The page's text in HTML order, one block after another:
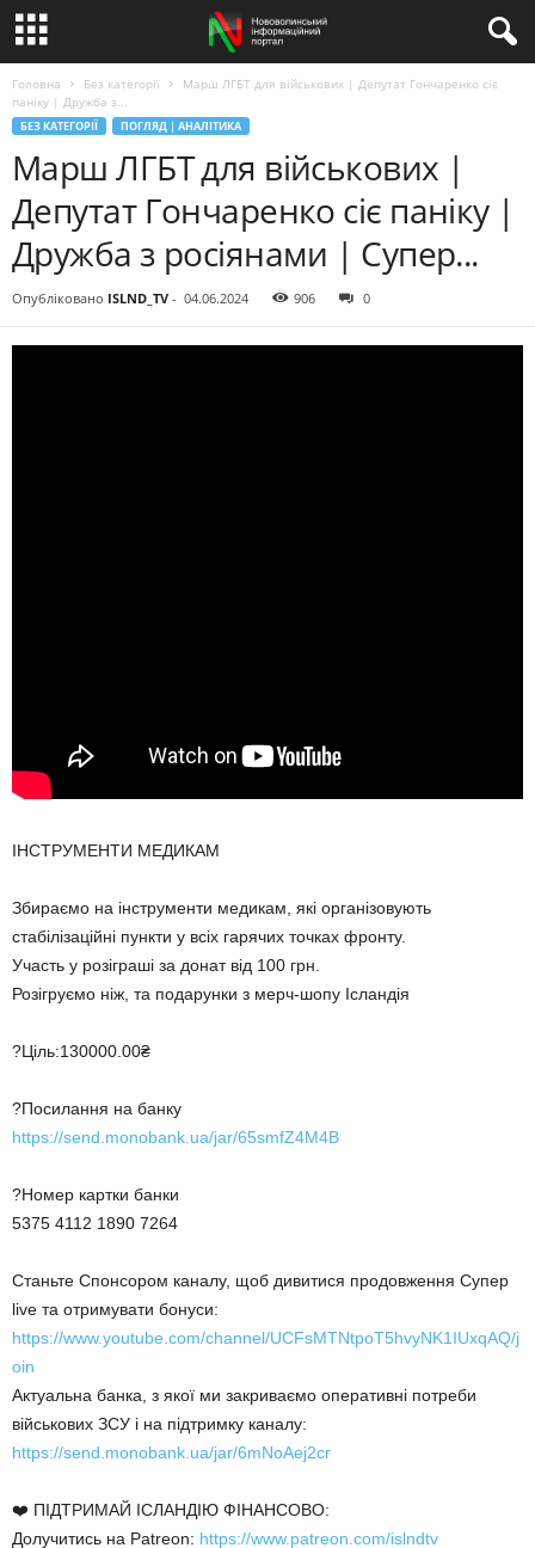
Головна Без категорії
Марш ЛГБТ для військових | Депутат Гончаренко сіє
паніку | Дружба з...
БЕЗ КАТЕГОРІЇ ПОГЛЯД | АНАЛІТИКА
Марш ЛГБТ для військових |
Депутат Гончаренко сіє паніку |
Дружба з росіянами | Супер...
Опубліковано ISLND_TV - 04.06.2024 906 0
ІНСТРУМЕНТИ МЕДИКАМ
Збираємо на інструменти медикам, які організовують
стабілізаційні пункти у всіх гарячих точках фронту.
Участь у розіграші за донат від 100 грн.
Розігруємо ніж, та подарунки з мерч-шопу Ісландія
?Ціль:130000.00₴
?Посилання на банку
https://send.monobank.ua/jar/65smfZ4M4B
?Номер картки банки
5375 4112 1890 7264
Станьте Спонсором каналу, щоб дивитися продовження Супер
live та отримувати бонуси:
https://www.youtube.com/channel/UCFsMTNtpoT5hvyNK1IUxqAQ/j
oin
Актуальна банка, з якої ми закриваємо оперативні потреби
військових ЗСУ і на підтримку каналу:
https://send.monobank.ua/jar/6mNoAej2cr
❤️ ПІДТРИМАЙ ІСЛАНДІЮ ФІНАНСОВО:
Долучитись на Patreon: https://www.patreon.com/islndtv